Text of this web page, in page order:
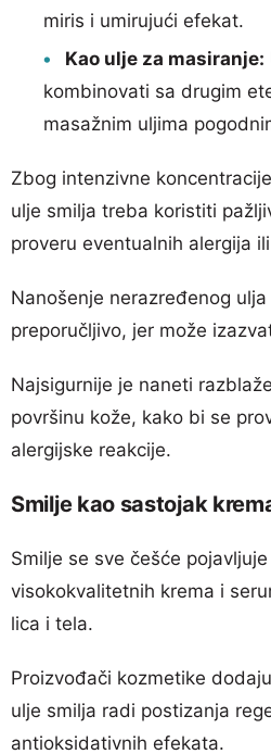
miris i umirujući efekat.
Kao ulje za masiranje:
kombinovati sa drugim
masažnim uljima
Zbog intenzivne
ulje smilja treba koristiti
proveru eventualnih alergija
Nanošenje nerazređenog
preporučljivo, jer može
Najsigurnije je naneti
površinu kože, kako bi se
alergijske reakcije.
Smilje kao sastojak
Smilje se sve češće
visokokvalitetnih krema i
lica i tela.
Proizvođači kozmetike
ulje smilja radi postizanja
antioksidativnih efekata.